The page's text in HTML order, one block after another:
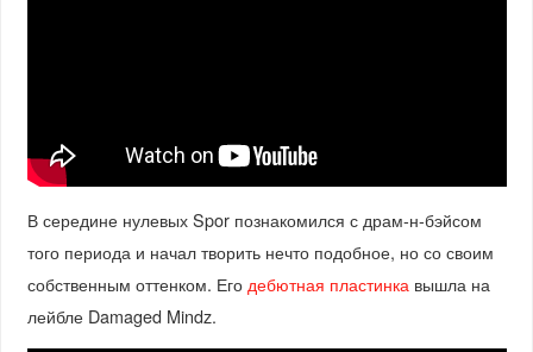
В середине нулевых Spor познакомился с драм-н-бэйсом
того периода и начал творить нечто подобное, но со своим
собственным оттенком. Его дебютная пластинка вышла на
лейбле Damaged Mindz.